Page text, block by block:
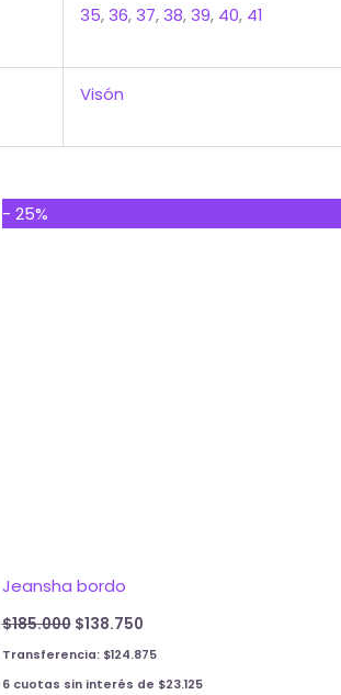
35,36,37,38,39, 40, 41
Visón
- 25%
Jeansha bordo
$185.000
price
$138.750
price
Transferencia: $124.875
6 cuotas sin interés de $23.125